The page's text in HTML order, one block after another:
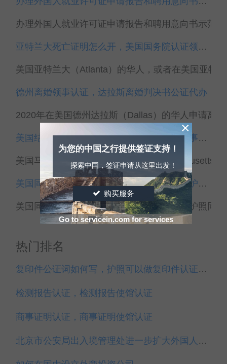
办理外国人就业许可证申请报告和聘用意向书示范
亚特兰大死亡证明怎么开，美国国务院认证领事认证
美国亚特兰大（Atlanta）的华人，或者在美国亚特
德州离婚领事认证，达拉斯离婚判决书公证代办
2020年在美国德州达拉斯（Dallas）的华人申请离
美国结婚回国结婚证，可以在波士顿办理领事认证吗？
美国马塞诸塞州波士顿（Boston，Massachusetts
美国同一人声明书海牙认证如何办理，新旧护照同一人
美国同一人声明书海牙认证如何办理，新旧护照同
热门排名
复印件公证词如何写，护照可以做复印件认证吗？
检测报告认证，检测报告使馆认证
商事证明认证，商事证明使馆认证
北京市公安局出入境管理处进一步扩大外国人居留许可签发对象
为您的中国之行提供签证支持！
探索中国，签证申请从这里出发！
×
购买服务
Go to servicein.com for services